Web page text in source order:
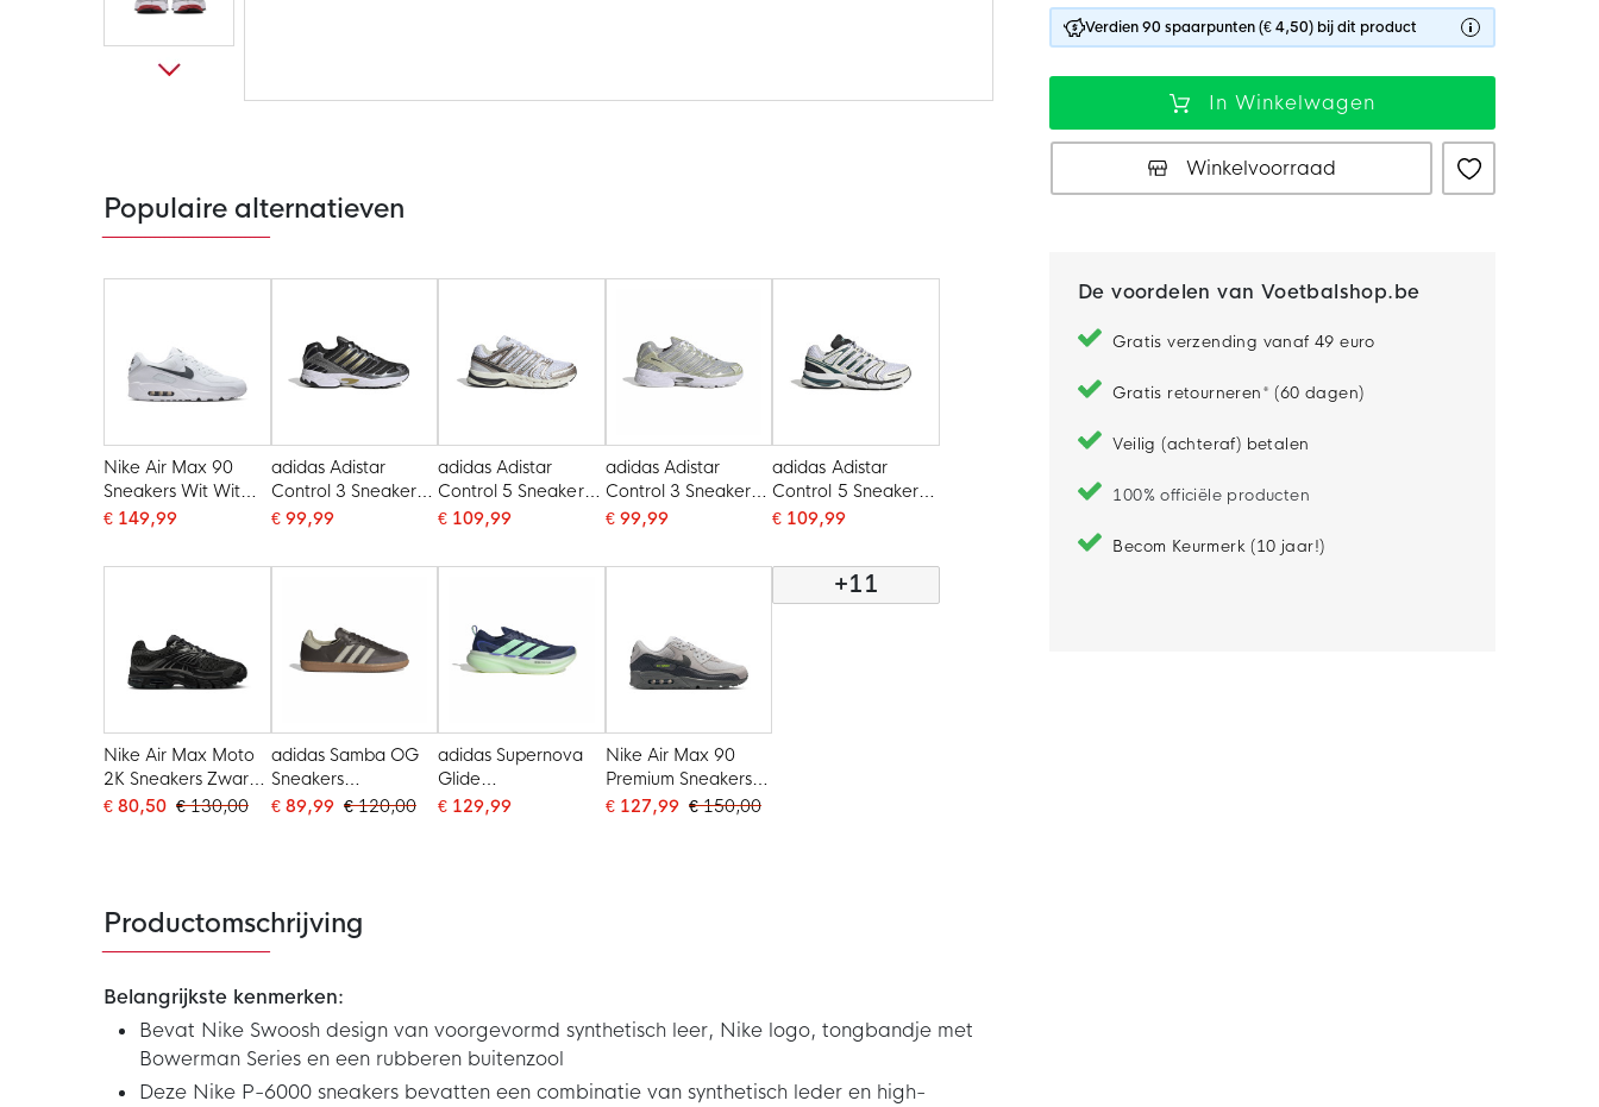
de
afbeeldingen-
gallerij
Verdien 90 spaarpunten (€ 4,50) bij dit product
In Winkelwagen
Winkelvoorraad
De voordelen van Voetbalshop.be
Gratis verzending vanaf 49 euro
Gratis retourneren* (60 dagen)
Veilig (achteraf) betalen
100% officiële producten
Becom Keurmerk (10 jaar!)
Populaire alternatieven
Nike Air Max 90
Sneakers Wit Wit
Donkergrijs
€ 149,99
adidas Adistar
Control 3 Sneakers
Zwart Zilvergrijs
€ 99,99
adidas Adistar
Control 5 Sneakers
Wit Orbit Grey
Metallic
€ 109,99
adidas Adistar
Control 3 Sneakers
Zilvergrijs Wit
€ 99,99
adidas Adistar
Control 5 Sneakers
Wit Groen Zwart
€ 109,99
Nike Air Max Moto
2K Sneakers Zwart
Donkergrijs Metallic
€ 80,50 € 130,00
adidas Samba OG
Sneakers
Donkerbruin Beige
€ 89,99 € 120,00
adidas Supernova
Glide
Hardloopschoenen
€ 129,99
Nike Air Max 90
Premium Sneakers
Beige Zwart
€ 127,99 € 150,00
+11
Productomschrijving
Belangrijkste kenmerken:
Bevat Nike Swoosh design van voorgevormd synthetisch leer, Nike logo, tongbandje met
Bowerman Series en een rubberen buitenzool
Deze Nike P-6000 sneakers bevatten een combinatie van synthetisch leder en high-